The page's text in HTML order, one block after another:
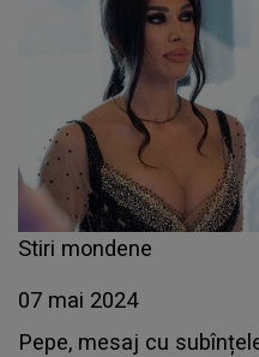
Stiri mondene
07 mai 2024
Pepe, mesaj cu